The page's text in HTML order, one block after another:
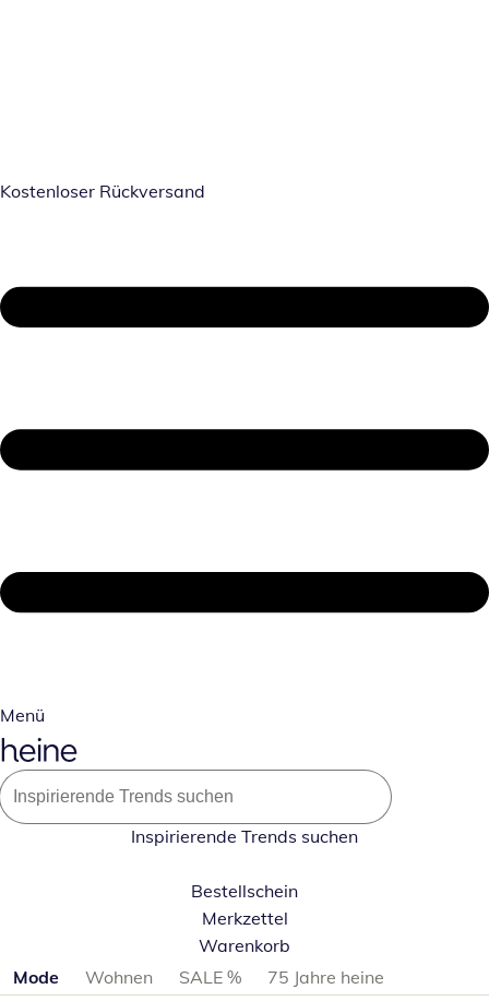
Kostenloser Rückversand
Menü
Inspirierende Trends suchen
Bestellschein
Merkzettel
Warenkorb
Produktkategorien überspringen
Mode Wohnen SALE %
75 Jahre heine